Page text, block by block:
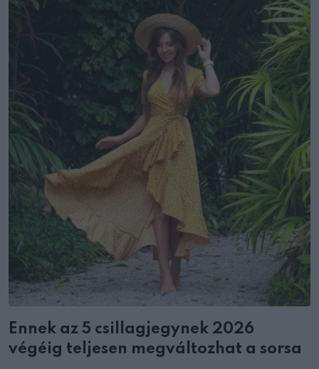
Ennek az 5 csillagjegynek 2026
végéig teljesen megváltozhat a sorsa